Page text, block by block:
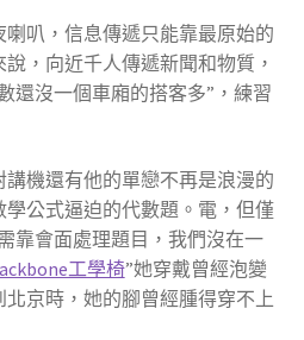
叭，信息傳遞只能靠最原始的
，向近千人傳遞新聞和物質，
還沒一個車廂的搭客多”，練習
講機還有他的單戀不再是浪漫的
公式逼迫的代數題。電，但僅
靠會面處理題目，我們沒在一
工學椅”她穿戴曾經泡變
京時，她的腳曾經腫得穿不上